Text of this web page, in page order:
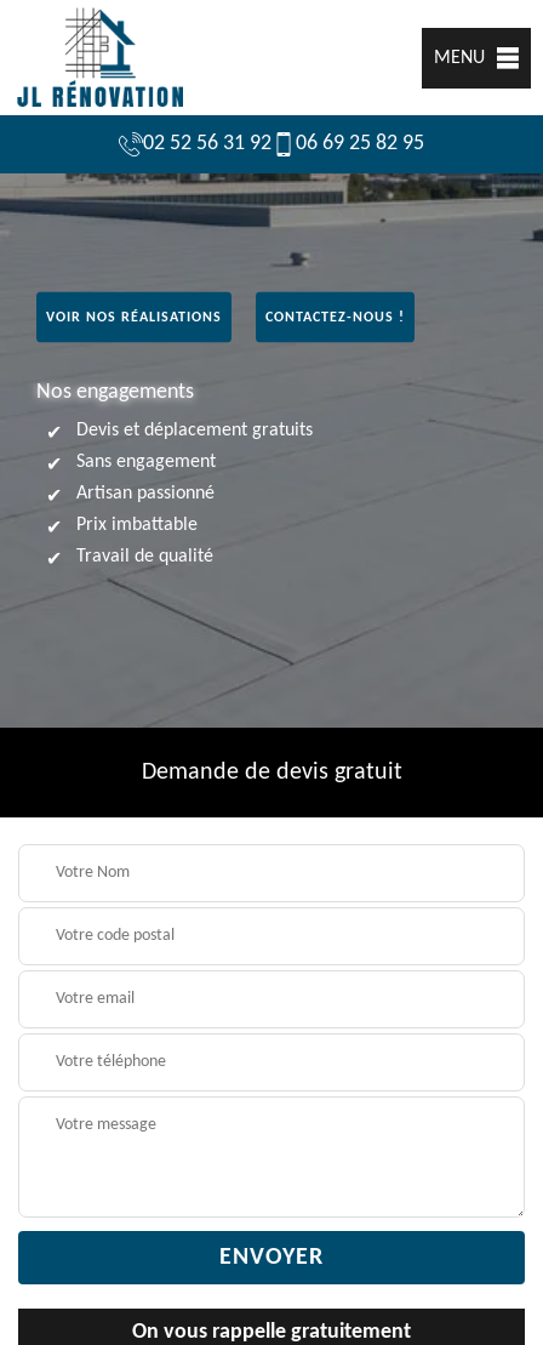
MENU
02 52 56 31 92 06 69 25 82 95
VOIR NOS RÉALISATIONS CONTACTEZ-NOUS !
Nos engagements
Devis et déplacement gratuits
Sans engagement
Artisan passionné
Prix imbattable
Travail de qualité
Demande de devis gratuit
On vous rappelle gratuitement